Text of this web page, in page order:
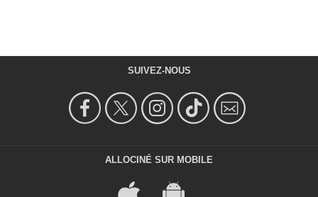
SUIVEZ-NOUS
ALLOCINÉ SUR MOBILE